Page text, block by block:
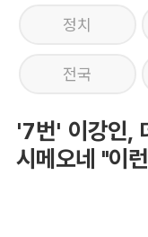
정치
전국
'7번' 이강인,
시메오네 "이